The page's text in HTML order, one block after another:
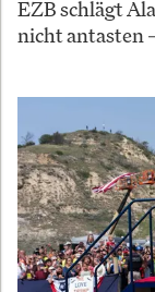
EZB schlägt
nicht antasten